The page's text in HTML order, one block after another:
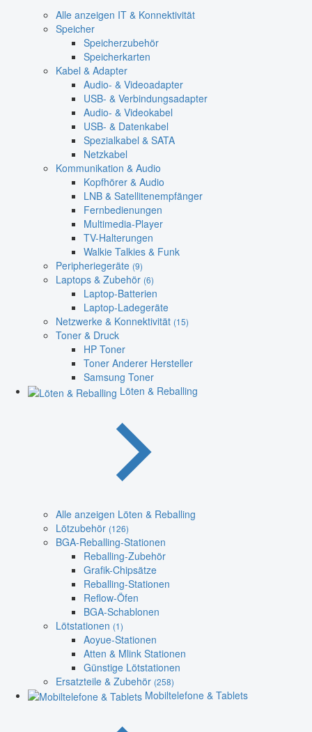
Alle anzeigen IT & Konnektivität
Speicher
Speicherzubehör
Speicherkarten
Kabel & Adapter
Audio- & Videoadapter
USB- & Verbindungsadapter
Audio- & Videokabel
USB- & Datenkabel
Spezialkabel & SATA
Netzkabel
Kommunikation & Audio
Kopfhörer & Audio
LNB & Satellitenempfänger
Fernbedienungen
Multimedia-Player
TV-Halterungen
Walkie Talkies & Funk
Peripheriegeräte (9)
Laptops & Zubehör (6)
Laptop-Batterien
Laptop-Ladegeräte
Netzwerke & Konnektivität (15)
Toner & Druck
HP Toner
Toner Anderer Hersteller
Samsung Toner
Löten & Reballing
Alle anzeigen Löten & Reballing
Lötzubehör (126)
BGA-Reballing-Stationen
Reballing-Zubehör
Grafik-Chipsätze
Reballing-Stationen
Reflow-Öfen
BGA-Schablonen
Lötstationen (1)
Aoyue-Stationen
Atten & Mlink Stationen
Günstige Lötstationen
Ersatzteile & Zubehör (258)
Mobiltelefone & Tablets